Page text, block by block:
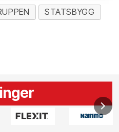
STATSBYGG